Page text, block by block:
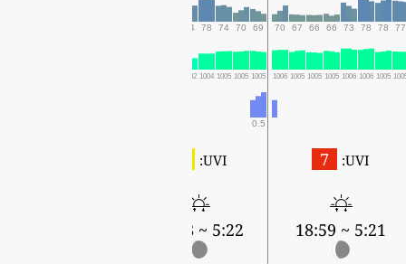
77
78
78
73
66
66
67
70
69
70
74
78
74
1005
1006
1006
1005
1005
1005
1006
1005
1005
1005
1004
1002
0.5
UVI:
7
5:21 ~ 18:59
UVI:
5:22 ~ 18:58